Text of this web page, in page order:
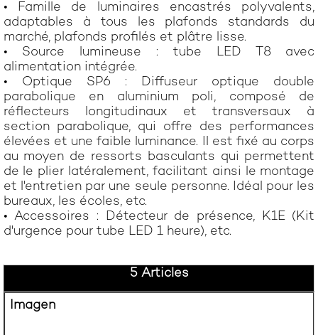
• Famille de luminaires encastrés polyvalents,
adaptables à tous les plafonds standards du
marché, plafonds profilés et plâtre lisse.
• Source lumineuse : tube LED T8 avec
alimentation intégrée.
• Optique SP6 : Diffuseur optique double
parabolique en aluminium poli, composé de
réflecteurs longitudinaux et transversaux à
section parabolique, qui offre des performances
élevées et une faible luminance. Il est fixé au corps
au moyen de ressorts basculants qui permettent
de le plier latéralement, facilitant ainsi le montage
et l'entretien par une seule personne. Idéal pour les
bureaux, les écoles, etc.
• Accessoires : Détecteur de présence, K1E (Kit
d'urgence pour tube LED 1 heure), etc.
5 Articles